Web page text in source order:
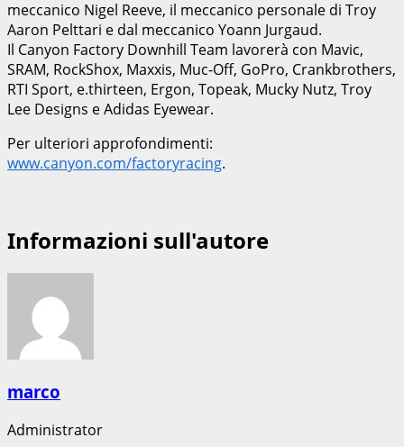
meccanico Nigel Reeve, il meccanico personale di Troy
Aaron Pelttari e dal meccanico Yoann Jurgaud.
Il Canyon Factory Downhill Team lavorerà con Mavic,
SRAM, RockShox, Maxxis, Muc-Off, GoPro, Crankbrothers,
RTI Sport, e.thirteen, Ergon, Topeak, Mucky Nutz, Troy
Lee Designs e Adidas Eyewear.
Per ulteriori approfondimenti:
www.canyon.com/factoryracing.
Informazioni sull'autore
marco
Administrator